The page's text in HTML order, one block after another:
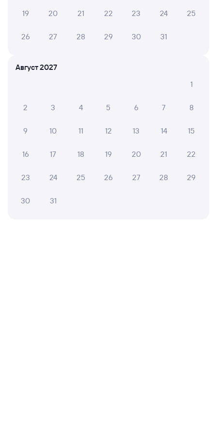
А ещё здесь можно найти
Обратные билеты из Сенной в Кизляр
19 20 21 22 23 24 25
26 27 28 29 30 31
Август 2027
1
2 3 4 5 6 7 8
9 10 11 12 13 14 15
16 17 18 19 20 21 22
23 24 25 26 27 28 29
30 31